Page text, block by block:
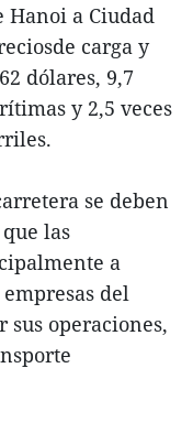
Hanoi a Ciudad
carga y
dólares, 9,7
y 2,5 veces
se deben
las
a
del
operaciones,